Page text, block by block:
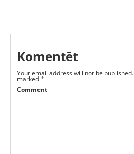
Komentēt
Your email address will not be published.
marked*
Comment